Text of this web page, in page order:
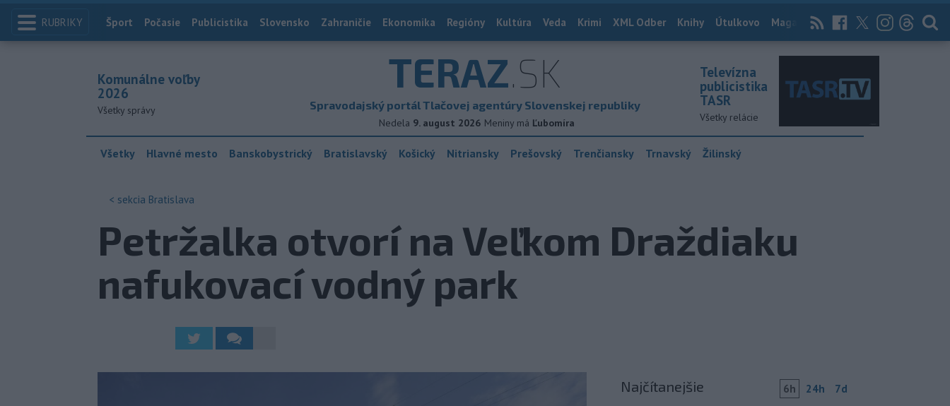
RUBRIKY Index
Šport Počasie Publicistika Slovensko Zahraničie Ekonomika Regióny Kultúra Veda Krimi XML Odber Knihy Útulkovo Magazín News Now Archív
TERAZ.SK
Spravodajský portál Tlačovej agentúry Slovenskej republiky
Nedela 9. august 2026 Meniny má Ľubomíra
Komunálne voľby
2026
Všetky správy
Televízna
publicistika
TASR
Všetky relácie
Všetky Hlavné mesto Banskobystrický Bratislavský Košický Nitriansky Prešovský Trenčiansky Trnavský Žilinský
< sekcia Bratislava
Petržalka otvorí na Veľkom Draždiaku
nafukovací vodný park
Najčítanejšie 6h 24h 7d